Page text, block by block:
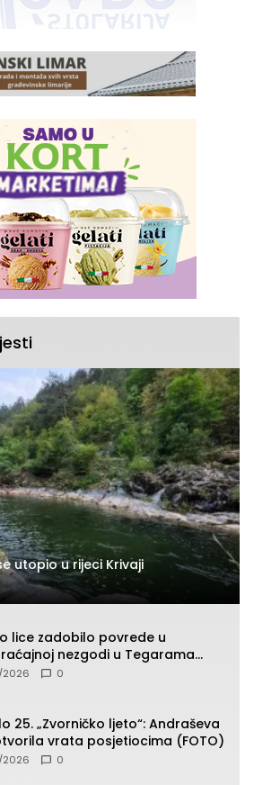
utopio u rijeci Krivaji
lice zadobilo povrede u
nezgodi u Tegarama
0
25. „Zvorničko ljeto“: Andraševa
vrata posjetiocima (FOTO)
0